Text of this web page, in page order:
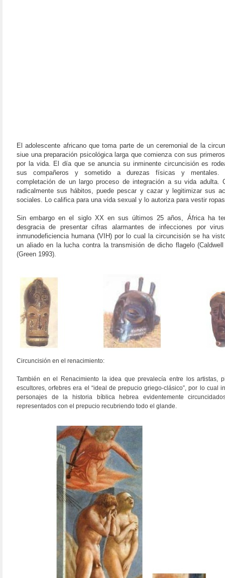
El adolescente africano que toma parte de un ceremonial de la
siue una preparación psicológica larga que comienza con sus
por la vida. El día que se anuncia su inminente circuncisión es
sus compañeros y sometido a durezas físicas y
completación de un largo proceso de integración a su vida adulta.
radicalmente sus hábitos, puede pescar y cazar y legitimizar sus
sociales. Lo califica para una vida sexual y lo autoriza para vestir
Sin embargo en el siglo XX en sus últimos 25 años, África ha
desgracia de presentar cifras alarmantes de infecciones por
inmunodeficiencia humana (VIH) por lo cual la circuncisión se ha
un aliado en la lucha contra la transmisión de dicho flagelo (Caldwell
(Green 1993).
Circuncisión en el renacimiento:
También en el Renacimiento la idea que prevalecía entre los artistas,
escultores, orfebres era el “ideal de prepucio griego-clásico”, por lo cual
personajes de la historia bíblica hebrea evidentemente
representados con el prepucio recubriendo todo el glande.